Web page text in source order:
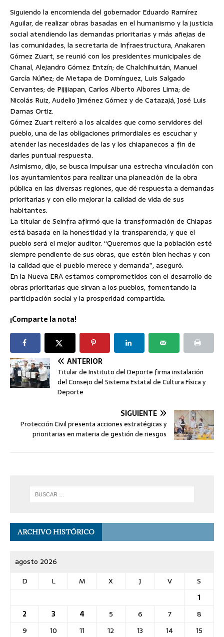
Siguiendo la encomienda del gobernador Eduardo Ramírez
Aguilar, de realizar obras basadas en el humanismo y la justicia
social atendiendo las demandas prioritarias y más añejas de
las comunidades, la secretaria de Infraestructura, Anakaren
Gómez Zuart, se reunió con los presidentes municipales de
Chanal, Alejandro Gómez Entzín; de Chalchihuitán, Manuel
García Núñez; de Metapa de Domínguez, Luis Salgado
Cervantes; de Pijijiapan, Carlos Alberto Albores Lima; de
Nicolás Ruiz, Audelio Jiménez Gómez y de Catazajá, José Luis
Damas Ortiz.
Gómez Zuart reiteró a los alcaldes que como servidores del
pueblo, una de las obligaciones primordiales es escuchar y
atender las necesidades de las y los chiapanecos a fin de
darles puntual respuesta.
Asimismo, dijo, se busca impulsar una estrecha vinculación con
los ayuntamientos para realizar una planeación de la obra
pública en las diversas regiones, que dé respuesta a demandas
prioritarias y con ello mejorar la calidad de vida de sus
habitantes.
La titular de Seinfra afirmó que la transformación de Chiapas
está basada en la honestidad y la transparencia, y que el
pueblo será el mejor auditor. “Queremos que la población esté
siempre pendiente de sus obras, que estén bien hechas y con
la calidad que el pueblo merece y demanda”, aseguró.
En la Nueva ERA estamos comprometidos con el desarrollo de
obras prioritarias que sirvan a los pueblos, fomentando la
participación social y la prosperidad compartida.
¡Comparte la nota!
ANTERIOR
Titular de Instituto del Deporte firma instalación
del Consejo del Sistema Estatal de Cultura Física y
Deporte
SIGUIENTE
Protección Civil presenta acciones estratégicas y
prioritarias en materia de gestión de riesgos
ARCHIVO HISTÓRICO
agosto 2026
D
L M X J V
S
1
2
3 4 5 6 7
8
9
10 11 12 13 14
15